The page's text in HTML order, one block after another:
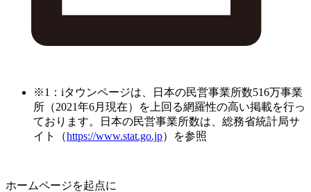
※1：iタウンページは、日本の民営事業所数516万事業
所（2021年6月現在）を上回る網羅性の高い掲載を行っ
ております。日本の民営事業所数は、総務省統計局サ
イト（https://www.stat.go.jp）を参照
ホームページを起点に